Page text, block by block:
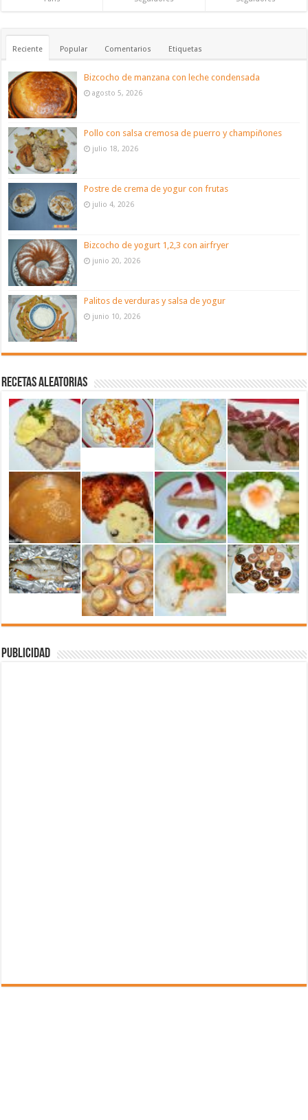
Reciente Popular Comentarios Etiquetas
Bizcocho de manzana con leche condensada
agosto 5, 2026
Pollo con salsa cremosa de puerro y champiñones
julio 18, 2026
Postre de crema de yogur con frutas
julio 4, 2026
Bizcocho de yogurt 1,2,3 con airfryer
junio 20, 2026
Palitos de verduras y salsa de yogur
junio 10, 2026
Recetas aleatorias
Publicidad